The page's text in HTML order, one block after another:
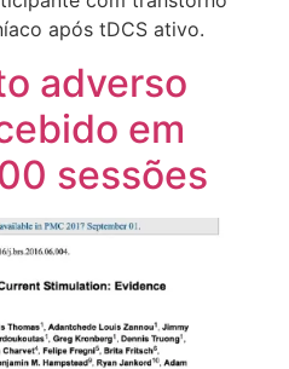
após tDCS ativo.
adverso
em
sessões